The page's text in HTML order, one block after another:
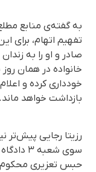
صادر و او را به
خانواده در همان
خودداری کرده و
بازداشت خواهد ماند.
سوی
حبس تعزیری محکوم